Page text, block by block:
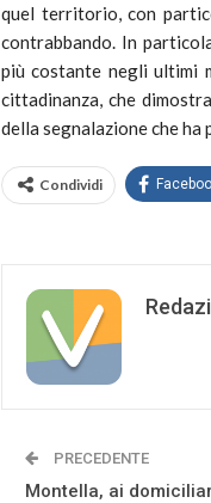
quel territorio, con
contrabbando. In
più costante negli ultimi
cittadinanza, che
della segnalazione che
Condividi
PRECEDENTE
Montella, ai